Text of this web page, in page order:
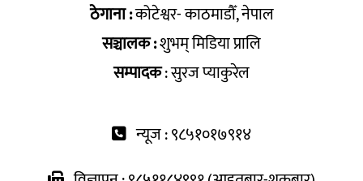
ठेगाना :कोटेश्वर- काठमाडौँ, नेपाल
सञ्चालक :शुभम् मिडिया प्रालि
सम्पादक: सुरज प्याकुरेल
न्यूज : ९८५१०१७९१४